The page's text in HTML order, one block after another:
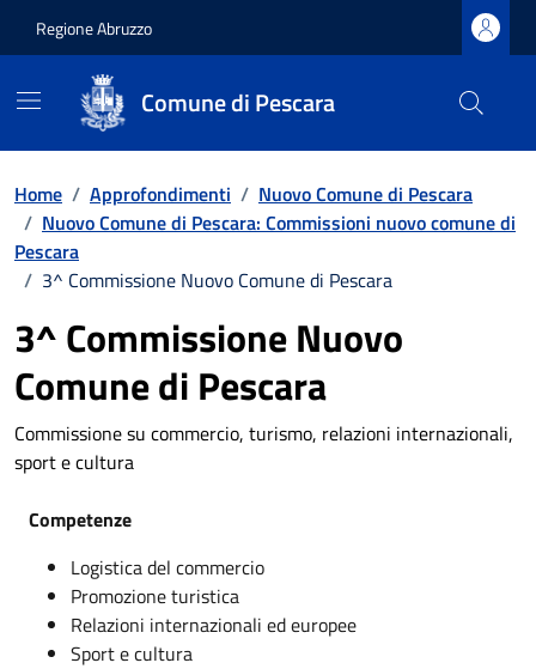
Regione Abruzzo
Comune di Pescara
Home / Approfondimenti / Nuovo Comune di Pescara
/ Nuovo Comune di Pescara: Commissioni nuovo comune di
Pescara
/ 3^ Commissione Nuovo Comune di Pescara
3^ Commissione Nuovo
Comune di Pescara
Commissione su commercio, turismo, relazioni internazionali,
sport e cultura
Competenze
Logistica del commercio
Promozione turistica
Relazioni internazionali ed europee
Sport e cultura